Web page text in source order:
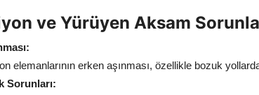
ve Yürüyen Aksam
elemanlarının erken aşınması, özellikle bozuk
Sorunları: